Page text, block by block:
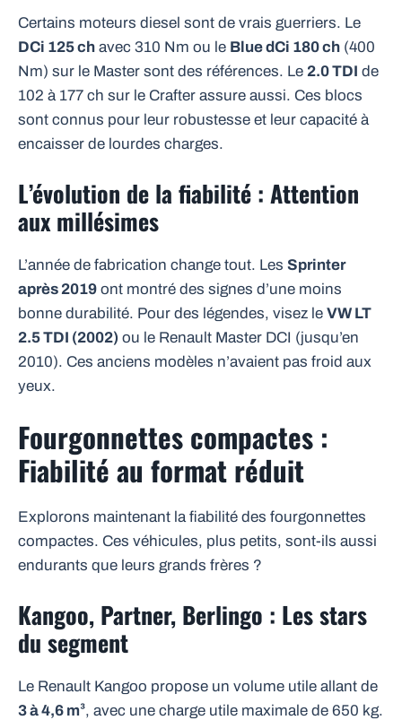
Certains moteurs diesel sont de vrais guerriers. Le
DCi 125 ch avec 310 Nm ou le Blue dCi 180 ch (400
Nm) sur le Master sont des références. Le 2.0 TDI de
102 à 177 ch sur le Crafter assure aussi. Ces blocs
sont connus pour leur robustesse et leur capacité à
encaisser de lourdes charges.
L’évolution de la fiabilité : Attention
aux millésimes
L’année de fabrication change tout. Les Sprinter
après 2019 ont montré des signes d’une moins
bonne durabilité. Pour des légendes, visez le VW LT
2.5 TDI (2002) ou le Renault Master DCI (jusqu’en
2010). Ces anciens modèles n’avaient pas froid aux
yeux.
Fourgonnettes compactes :
Fiabilité au format réduit
Explorons maintenant la fiabilité des fourgonnettes
compactes. Ces véhicules, plus petits, sont-ils aussi
endurants que leurs grands frères ?
Kangoo, Partner, Berlingo : Les stars
du segment
Le Renault Kangoo propose un volume utile allant de
3 à 4,6 m³, avec une charge utile maximale de 650 kg.